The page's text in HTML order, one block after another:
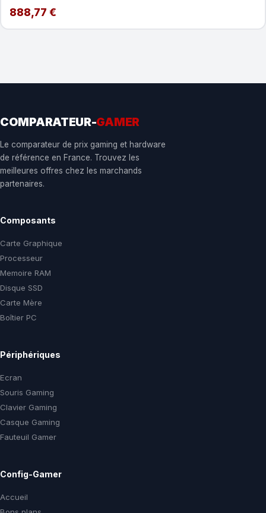
888,77 €
COMPARATEUR-GAMER
Le comparateur de prix gaming et hardware
de référence en France. Trouvez les
meilleures offres chez les marchands
partenaires.
Composants
Carte Graphique
Processeur
Memoire RAM
Disque SSD
Carte Mère
Boîtier PC
Périphériques
Ecran
Souris Gaming
Clavier Gaming
Casque Gaming
Fauteuil Gamer
Config-Gamer
Accueil